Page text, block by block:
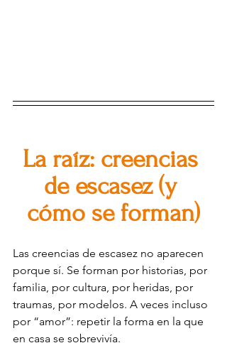
La raíz: creencias
de escasez (y
cómo se forman)
Las creencias de escasez no aparecen
porque sí. Se forman por historias, por
familia, por cultura, por heridas, por
traumas, por modelos. A veces incluso
por “amor”: repetir la forma en la que
en casa se sobrevivía.